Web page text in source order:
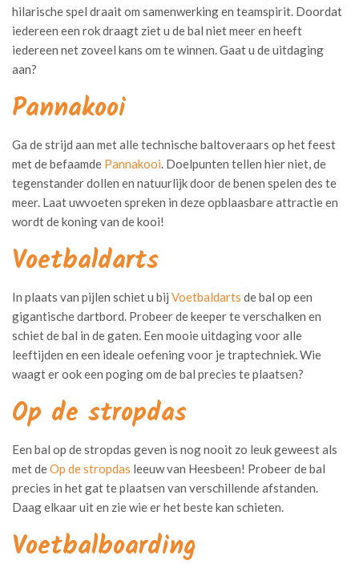
hilarische spel draait om samenwerking en teamspirit. Doordat
iedereen een rok draagt ziet u de bal niet meer en heeft
iedereen net zoveel kans om te winnen. Gaat u de uitdaging
aan?
Pannakooi
Ga de strijd aan met alle technische baltoveraars op het feest
met de befaamde Pannakooi. Doelpunten tellen hier niet, de
tegenstander dollen en natuurlijk door de benen spelen des te
meer. Laat uwvoeten spreken in deze opblaasbare attractie en
wordt de koning van de kooi!
Voetbaldarts
In plaats van pijlen schiet u bij Voetbaldarts de bal op een
gigantische dartbord. Probeer de keeper te verschalken en
schiet de bal in de gaten. Een mooie uitdaging voor alle
leeftijden en een ideale oefening voor je traptechniek. Wie
waagt er ook een poging om de bal precies te plaatsen?
Op de stropdas
Een bal op de stropdas geven is nog nooit zo leuk geweest als
met deOp de stropdas leeuw van Heesbeen! Probeer de bal
precies in het gat te plaatsen van verschillende afstanden.
Daag elkaar uit en zie wie er het beste kan schieten.
Voetbalboarding